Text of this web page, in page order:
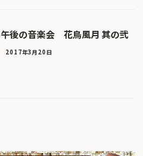
後の音楽会 花鳥風月 其の弐
2017年3月20日